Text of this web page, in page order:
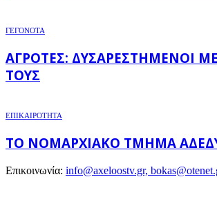
ΓΕΓΟΝΟΤΑ
ΑΓΡΌΤΕΣ: ΔΥΣΑΡΕΣΤΗΜΈΝΟΙ
ΤΟΥΣ
ΕΠΙΚΑΙΡΟΤΗΤΑ
ΤΟ ΝΟΜΑΡΧΙΑΚΌ ΤΜΉΜΑ
Επικοινωνία: info@axeloostv.gr,